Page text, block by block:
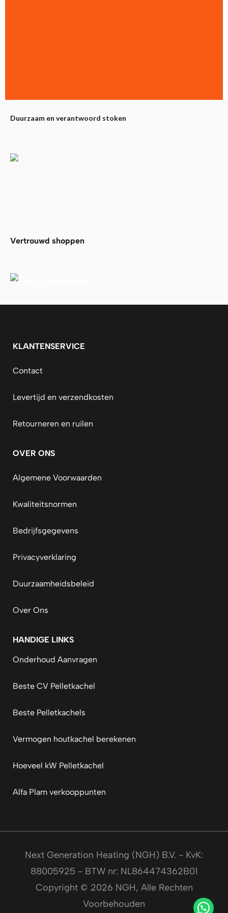
Duurzaam en verantwoord stoken
Vertrouwd shoppen
KLANTENSERVICE
Contact
Levertijd en verzendkosten
Retourneren en ruilen
OVER ONS
Algemene Voorwaarden
Kwaliteitsnormen
Bedrijfsgegevens
Privacyverklaring
Duurzaamheidsbeleid
Over Ons
HANDIGE LINKS
Onderhoud Aanvragen
Beste CV Pelletkachel
Beste Pelletkachels
Vermogen houtkachel berekenen
Hoeveel kW Pelletkachel
Alfa Plam verkooppunten
Next Generation Heating (NGH) B.V. - KvK:
88005925 - BTW nr: NL864474362B01
Copyright © 2026 NGH, Alle Rechten
Voorbehouden